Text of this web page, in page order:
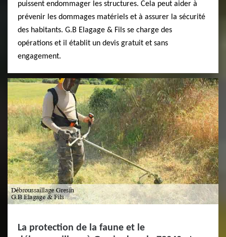
puissent endommager les structures. Cela peut aider à
prévenir les dommages matériels et à assurer la sécurité
des habitants. G.B Elagage & Fils se charge des
opérations et il établit un devis gratuit et sans
engagement.
La protection de la faune et le